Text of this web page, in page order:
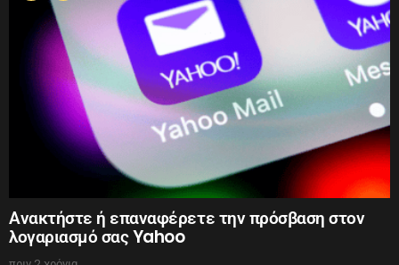
Ανακτήστε ή επαναφέρετε την πρόσβαση στον
λογαριασμό σας Yahoo